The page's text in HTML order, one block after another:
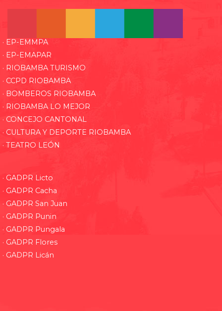
· EP-EMMPA
· EP-EMAPAR
· RIOBAMBA TURISMO
· CCPD RIOBAMBA
· BOMBEROS RIOBAMBA
· RIOBAMBA LO MEJOR
· CONCEJO CANTONAL
· CULTURA Y DEPORTE RIOBAMBA
· TEATRO LEÓN
· GADPR Licto
· GADPR Cacha
· GADPR San Juan
· GADPR Punin
· GADPR Pungala
· GADPR Flores
· GADPR Licán